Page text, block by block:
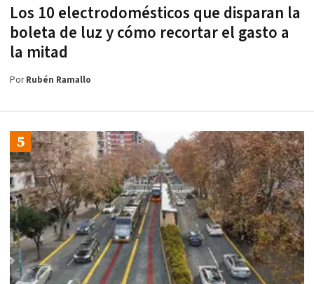
Los 10 electrodomésticos que disparan la
boleta de luz y cómo recortar el gasto a
la mitad
PorRubén Ramallo